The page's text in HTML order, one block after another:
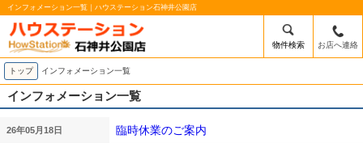
インフォメーション一覧｜ハウステーション石神井公園店
物件検索 お店へ連絡
トップ インフォメーション一覧
インフォメーション一覧
26年05月18日 臨時休業のご案内